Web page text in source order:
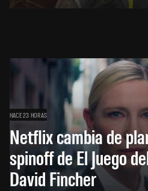
HACE 23 HORAS
Netflix cambia de
spinoff de El Juego
David Fincher